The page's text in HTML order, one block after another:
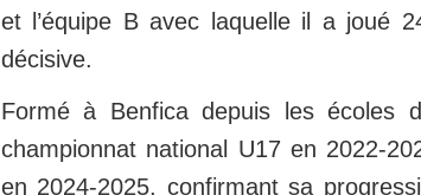
et l’équipe B avec laquelle il a joué
décisive.
Formé à Benfica depuis les écoles
championnat national U17 en 2022-
en 2024-2025, confirmant sa